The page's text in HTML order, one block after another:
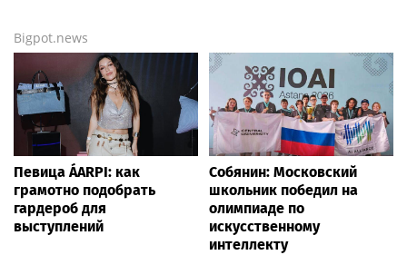
Bigpot.news
Певица ÁARPI: как
грамотно подобрать
гардероб для
выступлений
Собянин: Московский
школьник победил на
олимпиаде по
искусственному
интеллекту